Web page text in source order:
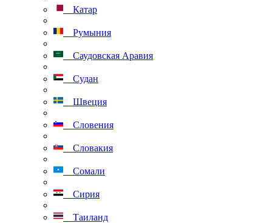
Катар
Румыния
Саудовская Аравия
Судан
Швеция
Словения
Словакия
Сомали
Сирия
Таиланд